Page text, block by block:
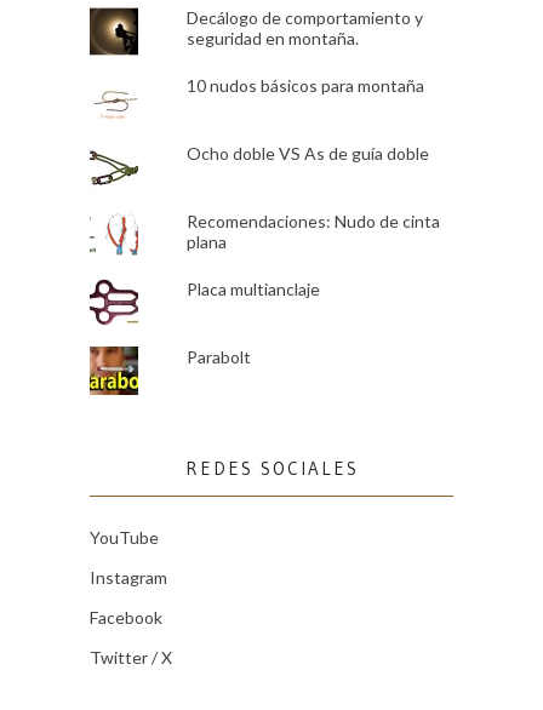
Decálogo de comportamiento y
seguridad en montaña.
10 nudos básicos para montaña
Ocho doble VS As de guía doble
Recomendaciones: Nudo de cinta
plana
Placa multianclaje
Parabolt
REDES SOCIALES
YouTube
Instagram
Facebook
Twitter / X